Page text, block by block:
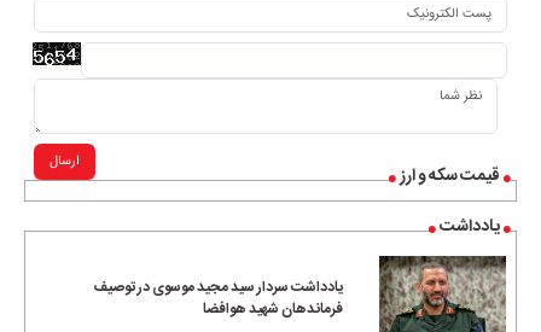
قیمت سکه و ارز
یادداشت
یادداشت سردار سید مجید موسوی در توصیف
فرماندهان شهید هوافضا
ارسال